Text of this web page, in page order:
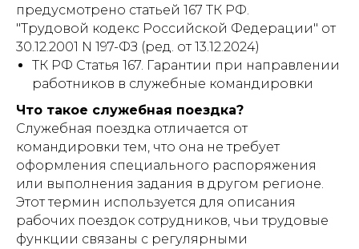
предусмотрено статьей 167 ТК РФ.
"Трудовой кодекс Российской Федерации" от
30.12.2001 N 197-ФЗ (ред. от 13.12.2024)
ТК РФ Статья 167. Гарантии при направлении
работников в служебные командировки
Что такое служебная поездка?
Служебная поездка отличается от
командировки тем, что она не требует
оформления специального распоряжения
или выполнения задания в другом регионе.
Этот термин используется для описания
рабочих поездок сотрудников, чьи трудовые
функции связаны с регулярными